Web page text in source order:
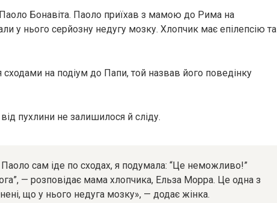
Бонавіта. Паоло приїхав з мамою до Рима на
у нього серйозну недугу мозку. Хлопчик має епілепсію та
на подіум до Папи, той назвав його поведінку
пухлини не залишилося й сліду.
сам іде по сходах, я подумала: “Це неможливо!”
— розповідає мама хлопчика, Ельза Морра. Це одна з
що у нього недуга мозку», — додає жінка.